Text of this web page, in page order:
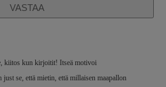
VASTAA
kiitos kun kirjoitit! Itseä motivoi
just se, että mietin, että millaisen maapallon